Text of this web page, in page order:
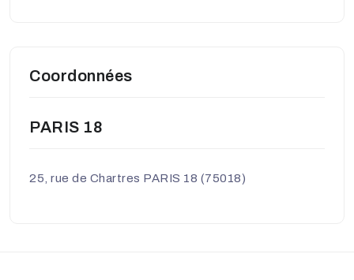
Coordonnées
PARIS 18
25, rue de Chartres PARIS 18 (75018)